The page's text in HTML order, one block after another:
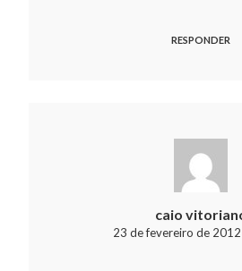
RESPONDER
caio
23 de fevereiro de